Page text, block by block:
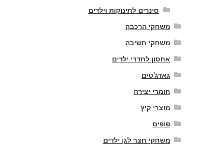
סינרים לתינוקות וילדים
משחקי הרכבה
משחקי חשיבה
אחסון לחדרי ילדים
גאדג'טים
חומרי יצירה
מוצרי קיץ
פופים
משחקי חצר לגן ילדים